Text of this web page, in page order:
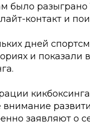
было
контакт и
дней
и
заявляют о